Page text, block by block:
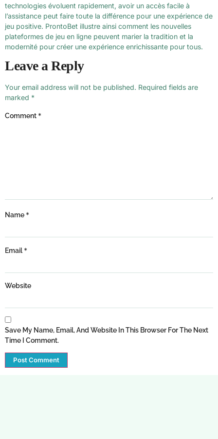
technologies évoluent rapidement, avoir un accès facile à
l’assistance peut faire toute la différence pour une expérience de
jeu positive. ProntoBet illustre ainsi comment les nouvelles
plateformes de jeu en ligne peuvent marier la tradition et la
modernité pour créer une expérience enrichissante pour tous.
Leave a Reply
Your email address will not be published. Required fields are
marked *
Comment *
Name *
Email *
Website
Save My Name, Email, And Website In This Browser For The Next
Time I Comment.